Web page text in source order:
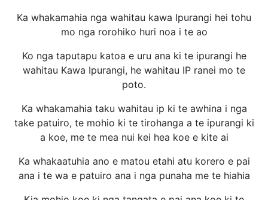
Ka whakamahia nga wahitau kawa Ipurangi hei tohu
mo nga rorohiko huri noa i te ao
Ko nga taputapu katoa e uru ana ki te ipurangi he
wahitau Kawa Ipurangi, he wahitau IP ranei mo te
poto.
Ka whakamahia taku wahitau ip ki te awhina i nga
take patuiro, te mohio ki te tirohanga a te ipurangi ki
a koe, me te mea nui kei hea koe e kite ai
Ka whakaatuhia ano e matou etahi atu korero e pai
ana i te wa e patuiro ana i nga punaha me te hiahia